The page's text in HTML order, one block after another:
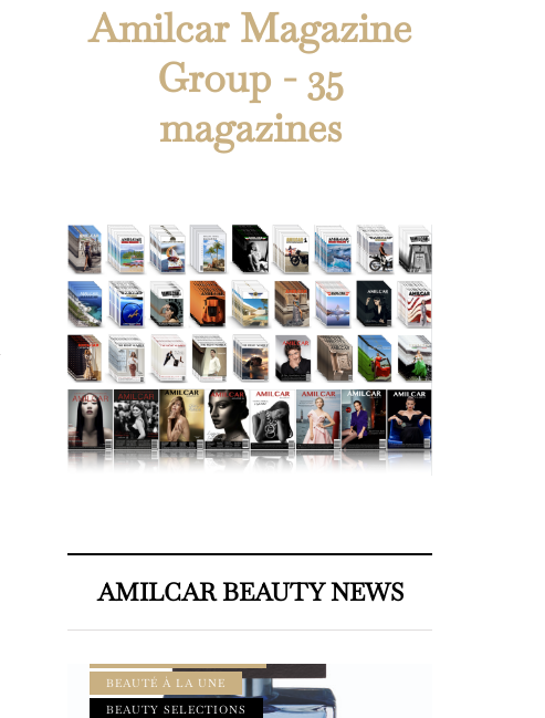
Amilcar Magazine
Group - 35
magazines
AMILCAR BEAUTY NEWS
AMILCAR BEAUTY MAGAZINE
BEAUTÉ À LA UNE
BEAUTY SELECTIONS